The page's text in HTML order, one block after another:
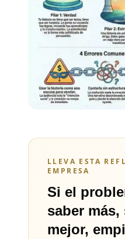
LLEVA ESTA
EMPRESA
Si el
saber
mejor,